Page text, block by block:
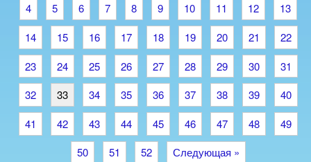
4
5 6 7 8 9 10 11 12
13
14
15 16 17 18 19 20 21
22
23
24 25 26 27 28 29 30
31
32
33 34 35 36 37 38 39
40
41
42 43 44 45 46 47 48
49
50
51 52 Следующая »